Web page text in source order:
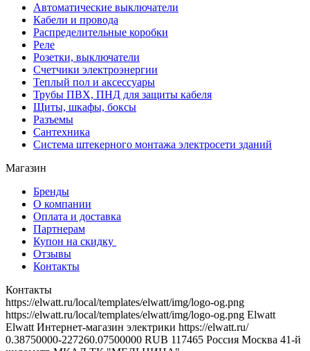
Автоматические выключатели
Кабели и провода
Распределительные коробки
Реле
Розетки, выключатели
Счетчики электроэнергии
Теплый пол и аксессуары
Трубы ПВХ, ПНД для защиты кабеля
Щиты, шкафы, боксы
Разъемы
Сантехника
Система штекерного монтажа электросети зданий
Магазин
Бренды
О компании
Оплата и доставка
Партнерам
Купон на скидку
Отзывы
Контакты
Контакты
https://elwatt.ru/local/templates/elwatt/img/logo-og.png
https://elwatt.ru/local/templates/elwatt/img/logo-og.png Elwatt
Elwatt Интернет-магазин электрики https://elwatt.ru/
0.38750000-227260.07500000 RUB 117465 Россия Москва 41-й